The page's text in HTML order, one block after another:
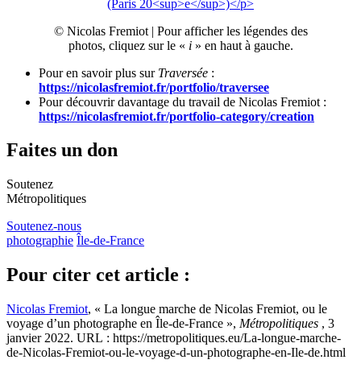
© Nicolas Fremiot | Pour afficher les légendes des
photos, cliquez sur le « i» en haut à gauche.
Pour en savoir plus sur Traversée :
https://nicolasfremiot.fr/portfolio/traversee
Pour découvrir davantage du travail de Nicolas Fremiot :
https://nicolasfremiot.fr/portfolio-category/creation
Faites un don
Soutenez
Métropolitiques
Soutenez-nous
photographie Île-de-France
Pour citer cet article :
Nicolas Fremiot, « La longue marche de Nicolas Fremiot, ou le
voyage d’un photographe en Île-de-France », Métropolitiques , 3
janvier 2022. URL : https://metropolitiques.eu/La-longue-marche-
de-Nicolas-Fremiot-ou-le-voyage-d-un-photographe-en-Ile-de.html